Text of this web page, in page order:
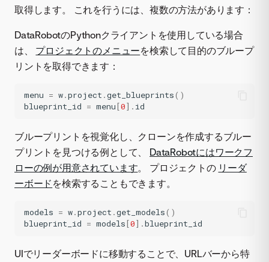
取得します。 これを行うには、複数の方法があります：
DataRobotのPythonクライアントを使用している場合
は、 プロジェクトのメニューを検索して目的のブループ
リントを取得できます：
menu = w.project .get_blueprints()
blueprint_id = menu[0] . id
ブループリントを視覚化し、クローンを作成するブルー
プリントを見つける例として、 DataRobotにはワークフ
ローの例が用意されています。 プロジェクトの リーダ
ーボード を検索することもできます。
models = w.project .get_models()
blueprint_id = models[0] .blueprint_id
UIでリーダーボードに移動することで、URLバーから特